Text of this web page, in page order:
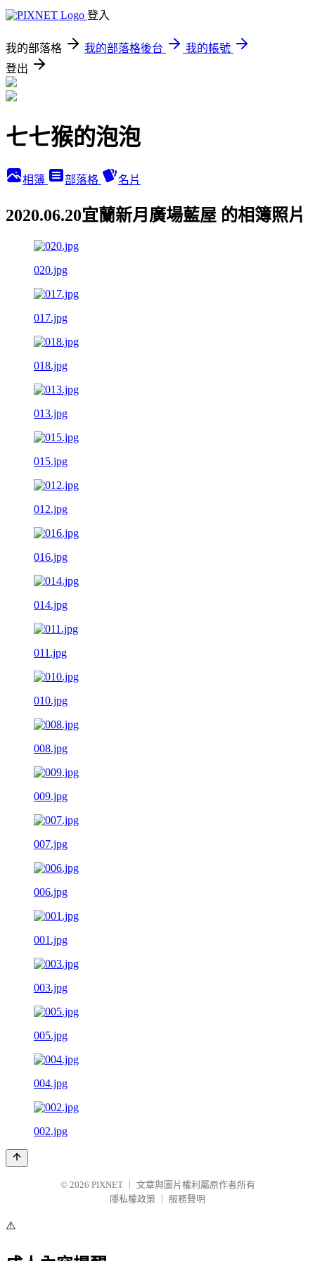
登入
我的部落格 我的部落格後台
我的帳號
登出
七七猴的泡泡
相簿 部落格 名片
2020.06.20宜蘭新月廣場藍屋 的相簿照片
020.jpg
017.jpg
018.jpg
013.jpg
015.jpg
012.jpg
016.jpg
014.jpg
011.jpg
010.jpg
008.jpg
009.jpg
007.jpg
006.jpg
001.jpg
003.jpg
005.jpg
004.jpg
002.jpg
© 2026 PIXNET
文章與圖片權利屬原作者所有
隱私權政策
服務聲明
⚠️